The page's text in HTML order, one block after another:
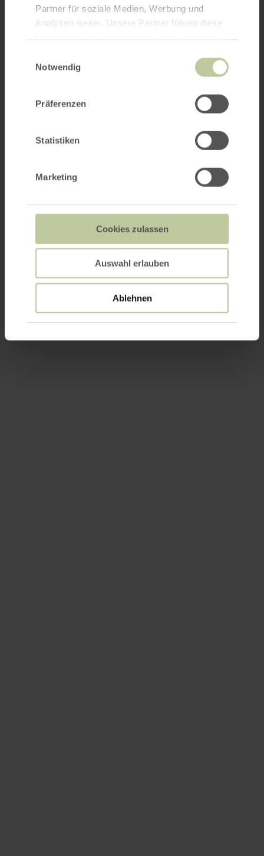
Partner für soziale Medien, Werbung und
Analysen weiter. Unsere Partner führen diese
haben oder die sie im Rahmen Ihrer Nutzung
Notwendig
Präferenzen
Statistiken
Marketing
Cookies zulassen
Auswahl erlauben
Ablehnen